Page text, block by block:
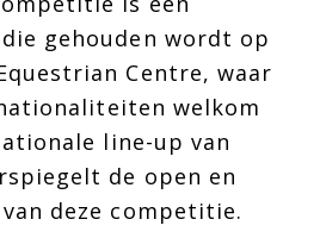
gehouden wordt op
Centre, waar
welkom
line-up van
de open en
deze competitie.